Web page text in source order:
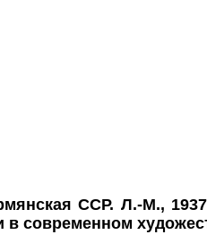
ССР. Л.-М.,
в современном